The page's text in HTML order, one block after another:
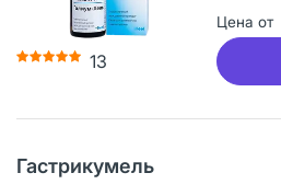
13
Цена от
Гастрикумель